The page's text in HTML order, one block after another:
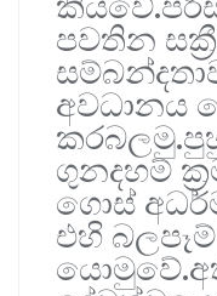
පවතින
අවධානය
ගුනදහම්
ගොස්
එහි